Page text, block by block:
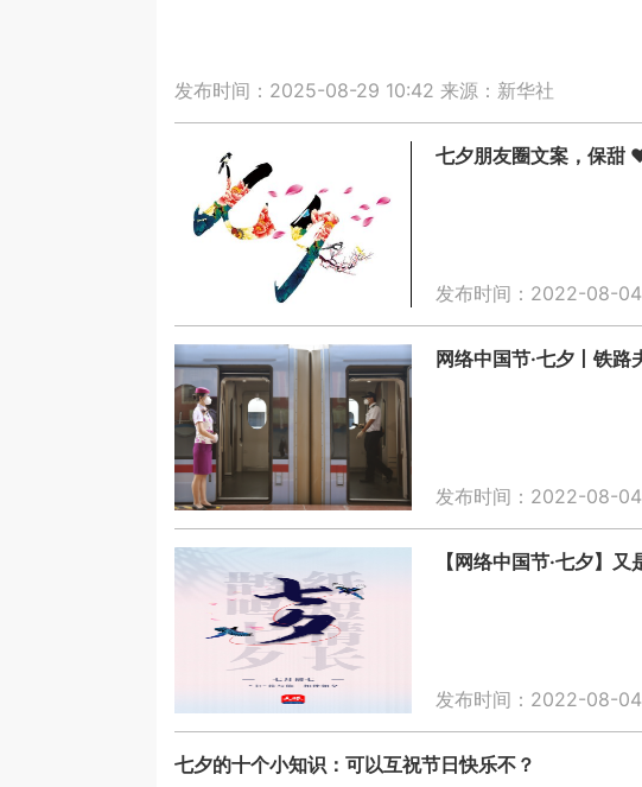
发布时间：2025-08-29 10:42 来源：新华社
七夕朋友圈文案，保甜
发布时间：2022-08-04
网络中国节·七夕丨铁
发布时间：2022-08-04
【网络中国节·七夕】
发布时间：2022-08-04
七夕的十个小知识：可以互祝节日快乐不？